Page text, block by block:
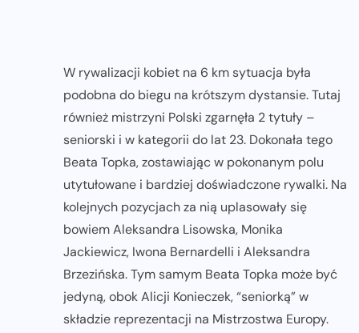
W rywalizacji kobiet na 6 km sytuacja była
podobna do biegu na krótszym dystansie. Tutaj
również mistrzyni Polski zgarnęła 2 tytuły –
seniorski i w kategorii do lat 23. Dokonała tego
Beata Topka, zostawiając w pokonanym polu
utytułowane i bardziej doświadczone rywalki. Na
kolejnych pozycjach za nią uplasowały się
bowiem Aleksandra Lisowska, Monika
Jackiewicz, Iwona Bernardelli i Aleksandra
Brzezińska. Tym samym Beata Topka może być
jedyną, obok Alicji Konieczek, “seniorką” w
składzie reprezentacji na Mistrzostwa Europy.